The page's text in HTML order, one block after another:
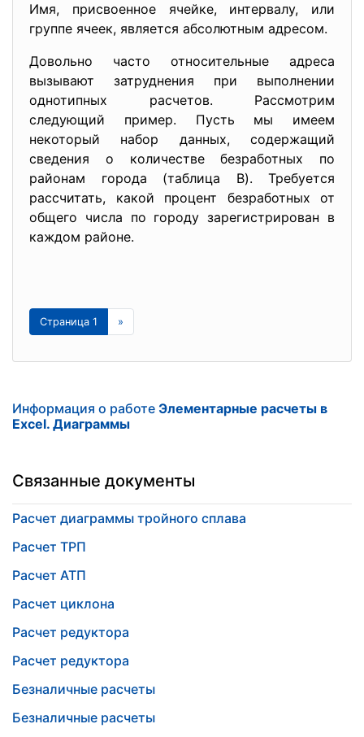
Имя, присвоенное ячейке, интервалу, или
группе ячеек, является абсолютным адресом.
Довольно часто относительные адреса
вызывают затруднения при выполнении
однотипных расчетов. Рассмотрим
следующий пример. Пусть мы имеем
некоторый набор данных, содержащий
сведения о количестве безработных по
районам города (таблица B). Требуется
рассчитать, какой процент безработных от
общего числа по городу зарегистрирован в
каждом районе.
Страница 1 »
Информация о работе Элементарные расчеты в
Excel. Диаграммы
Связанные документы
Расчет диаграммы тройного сплава
Расчет ТРП
Расчет АТП
Расчет циклона
Расчет редуктора
Расчет редуктора
Безналичные расчеты
Безналичные расчеты